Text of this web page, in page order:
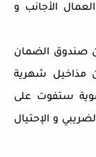
الأجانب و
صندوق الضمان
مذاخيل شهرية
ستفوت على
و الإحتيال